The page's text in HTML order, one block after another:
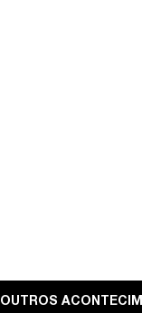
OUTROS